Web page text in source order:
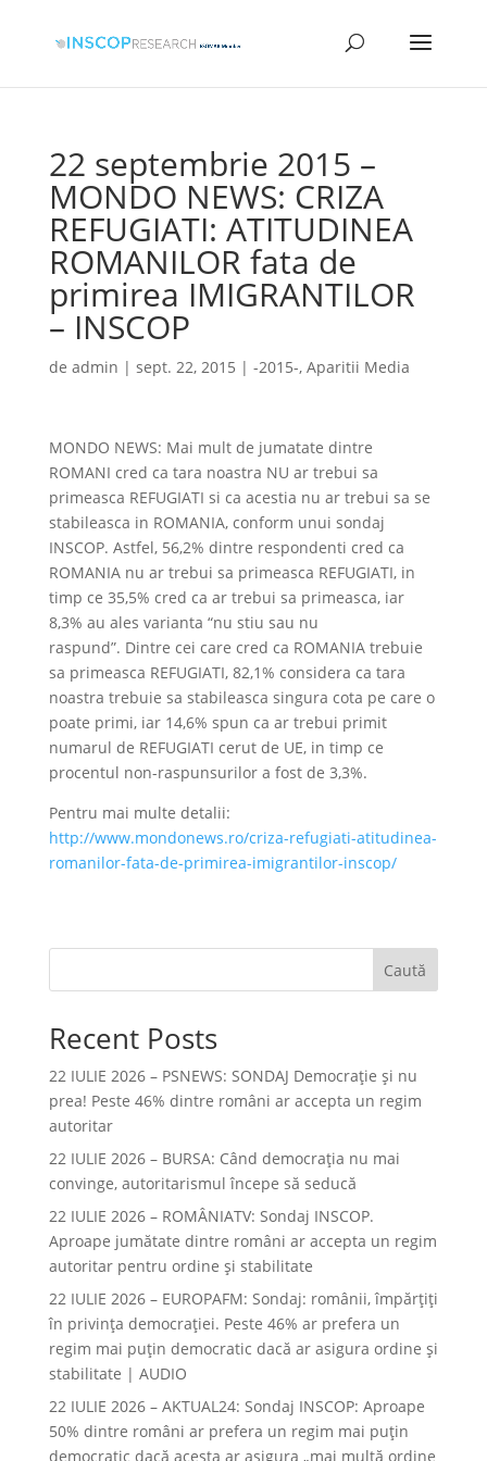
22 septembrie 2015 –
MONDO NEWS: CRIZA
REFUGIATI: ATITUDINEA
ROMANILOR fata de
primirea IMIGRANTILOR
– INSCOP
de admin | sept. 22, 2015 | -2015-, Aparitii Media
MONDO NEWS: Mai mult de jumatate dintre
ROMANI cred ca tara noastra NU ar trebui sa
primeasca REFUGIATI si ca acestia nu ar trebui sa se
stabileasca in ROMANIA, conform unui sondaj
INSCOP. Astfel, 56,2% dintre respondenti cred ca
ROMANIA nu ar trebui sa primeasca REFUGIATI, in
timp ce 35,5% cred ca ar trebui sa primeasca, iar
8,3% au ales varianta “nu stiu sau nu
raspund”. Dintre cei care cred ca ROMANIA trebuie
sa primeasca REFUGIATI, 82,1% considera ca tara
noastra trebuie sa stabileasca singura cota pe care o
poate primi, iar 14,6% spun ca ar trebui primit
numarul de REFUGIATI cerut de UE, in timp ce
procentul non-raspunsurilor a fost de 3,3%.
Pentru mai multe detalii:
http://www.mondonews.ro/criza-refugiati-atitudinea-
romanilor-fata-de-primirea-imigrantilor-inscop/
Caută
Recent Posts
22 IULIE 2026 – PSNEWS: SONDAJ Democrație și nu
prea! Peste 46% dintre români ar accepta un regim
autoritar
22 IULIE 2026 – BURSA: Când democraţia nu mai
convinge, autoritarismul începe să seducă
22 IULIE 2026 – ROMÂNIATV: Sondaj INSCOP.
Aproape jumătate dintre români ar accepta un regim
autoritar pentru ordine și stabilitate
22 IULIE 2026 – EUROPAFM: Sondaj: românii, împărțiți
în privința democrației. Peste 46% ar prefera un
regim mai puțin democratic dacă ar asigura ordine și
stabilitate | AUDIO
22 IULIE 2026 – AKTUAL24: Sondaj INSCOP: Aproape
50% dintre români ar prefera un regim mai puțin
democratic dacă acesta ar asigura „mai multă ordine